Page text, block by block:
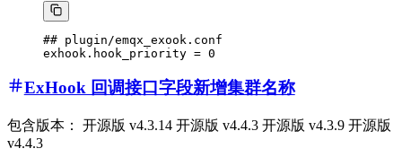
## plugin/emqx_exook.conf
ExHook 回调接口字段新增集群名称
包含版本： 开源版 v4.3.14 开源版 v4.4.3 开源版 v4.3.9 开源版
v4.4.3